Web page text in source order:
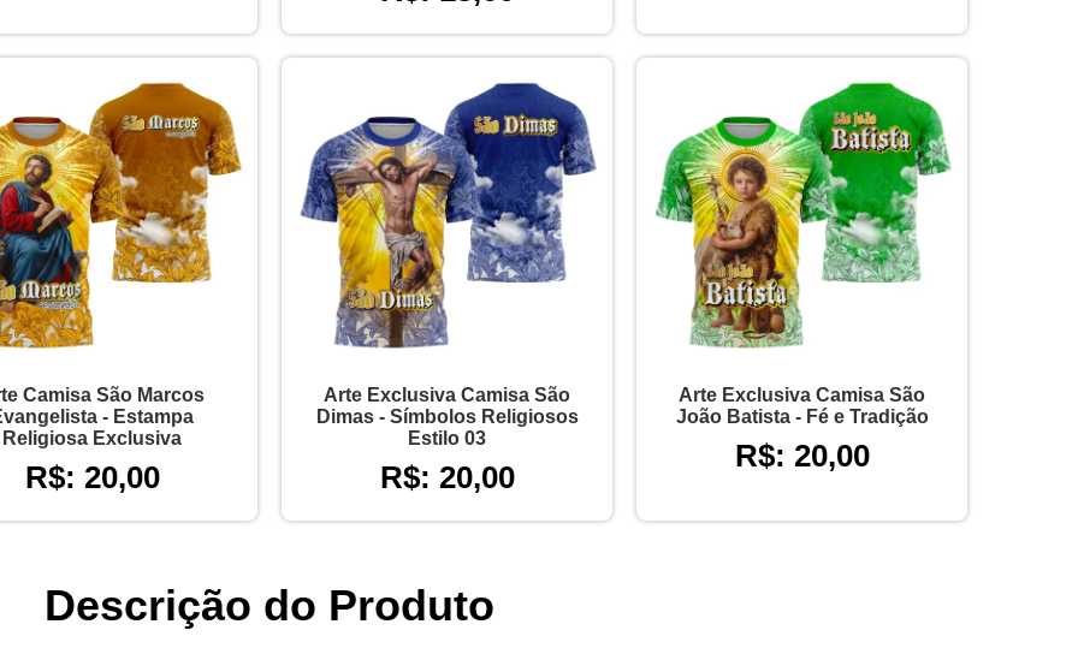
Camisa São Marcos
- Estampa
Religiosa Exclusiva
R$: 20,00
Arte Exclusiva Camisa São
Dimas - Símbolos Religiosos
Estilo 03
R$: 20,00
Arte Exclusiva Camisa São
João Batista - Fé e Tradição
R$: 20,00
Descrição do Produto